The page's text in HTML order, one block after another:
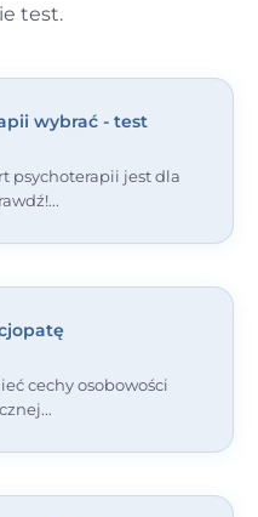
test.
wybrać - test
psychoterapii jest dla
cechy osobowości